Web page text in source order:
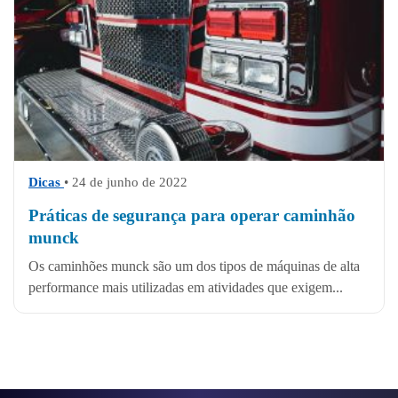
Dicas • 24 de junho de 2022
Práticas de segurança para operar caminhão
munck
Os caminhões munck são um dos tipos de máquinas de alta
performance mais utilizadas em atividades que exigem...